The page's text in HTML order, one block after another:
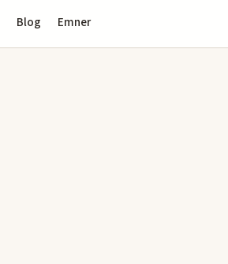
Blog Emner